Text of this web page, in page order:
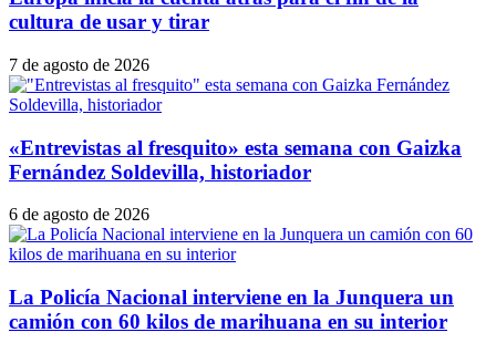
cultura de usar y tirar
7 de agosto de 2026
«Entrevistas al fresquito» esta semana con Gaizka
Fernández Soldevilla, historiador
6 de agosto de 2026
La Policía Nacional interviene en la Junquera un
camión con 60 kilos de marihuana en su interior